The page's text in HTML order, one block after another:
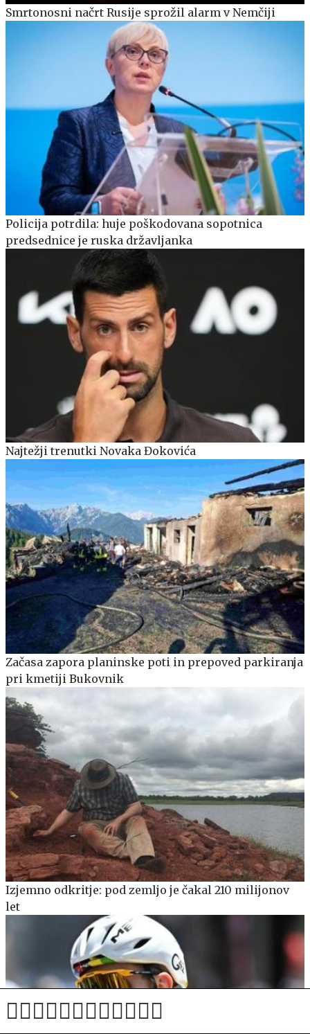
Smrtonosni načrt Rusije sprožil alarm v Nemčiji
Policija potrdila: huje poškodovana sopotnica
predsednice je ruska državljanka
Najtežji trenutki Novaka Đokovića
Začasa zapora planinske poti in prepoved parkiranja
pri kmetiji Bukovnik
Izjemno odkritje: pod zemljo je čakal 210 milijonov
let